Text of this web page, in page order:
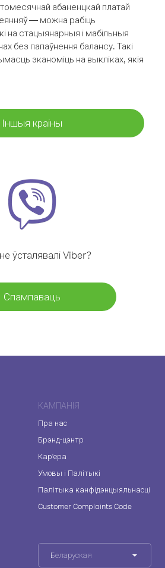
абаненцкай платай
— можна рабіць
на стацыянарныя і мабільныя
без папаўнення балансу. Такі
эканоміць на выкліках, якія
Іншыя краіны
ўсталявалі Viber?
Спампаваць
КАМПАНІЯ
Пра нас
Брэнд-цэнтр
Кар'ера
Умовы і Палітыкі
Палітыка канфідэнцыяльнасці
Customer Complaints Code
Беларуская